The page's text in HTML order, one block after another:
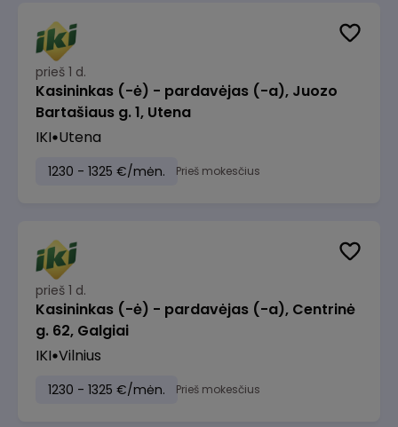
prieš 1 d.
Kasininkas (-ė) - pardavėjas (-a), Juozo
Bartašiaus g. 1, Utena
IKI Utena
1230 - 1325 €/mėn. Prieš mokesčius
prieš 1 d.
Kasininkas (-ė) - pardavėjas (-a), Centrinė
g. 62, Galgiai
IKI Vilnius
1230 - 1325 €/mėn. Prieš mokesčius